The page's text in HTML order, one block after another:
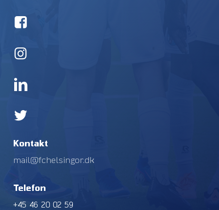
Kontakt
mail@fchelsingor.dk
Telefon
+45 46 20 02 59